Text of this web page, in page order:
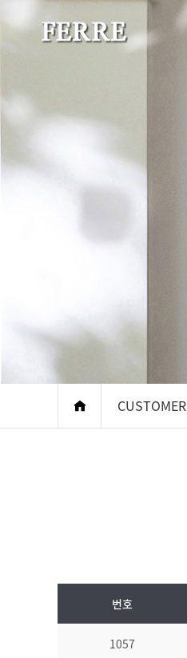
CUSTOMER
번호
1057